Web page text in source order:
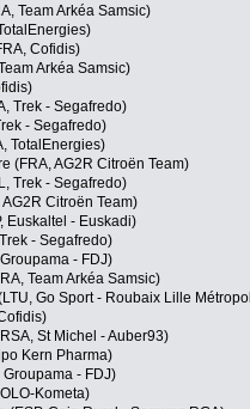
Team Arkéa Samsic)
Cofidis)
Arkéa Samsic)
Trek - Segafredo)
- Segafredo)
TotalEnergies)
(FRA, AG2R Citroën Team)
Trek - Segafredo)
Citroën Team)
Euskaltel - Euskadi)
- Segafredo)
- FDJ)
Team Arkéa Samsic)
Go Sport - Roubaix Lille
St Michel - Auber93)
Kern Pharma)
- FDJ)
Kometa)